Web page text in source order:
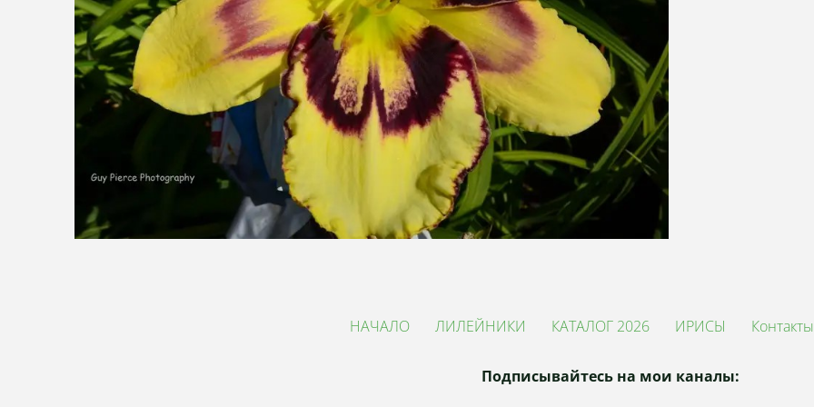
НАЧАЛО ЛИЛЕЙНИКИ КАТАЛОГ 2026 ИРИСЫ Контакты
Подписывайтесь на мои каналы: